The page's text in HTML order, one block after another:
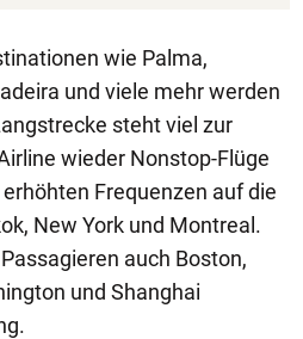
wie Palma,
und viele mehr werden
steht viel zur
wieder Nonstop-Flüge
Frequenzen auf die
New York und Montreal.
auch Boston,
und Shanghai